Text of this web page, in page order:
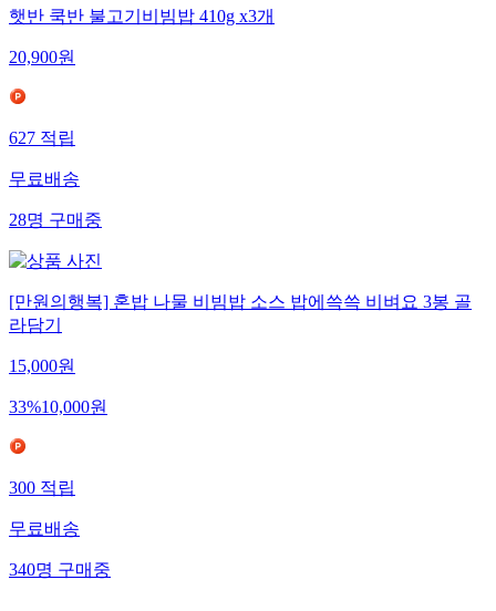
햇반 쿡반 불고기비빔밥 410g x3개
20,900원
627적립
무료배송
28명구매중
[만원의행복] 혼밥 나물 비빔밥 소스 밥에쓱쓱 비벼요 3봉 골
라담기
15,000원
33%10,000원
300적립
무료배송
340명구매중